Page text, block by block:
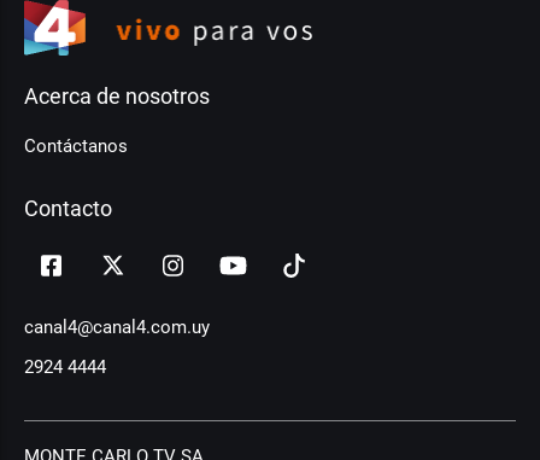
Acerca de nosotros
Contáctanos
Contacto
canal4@canal4.com.uy
2924 4444